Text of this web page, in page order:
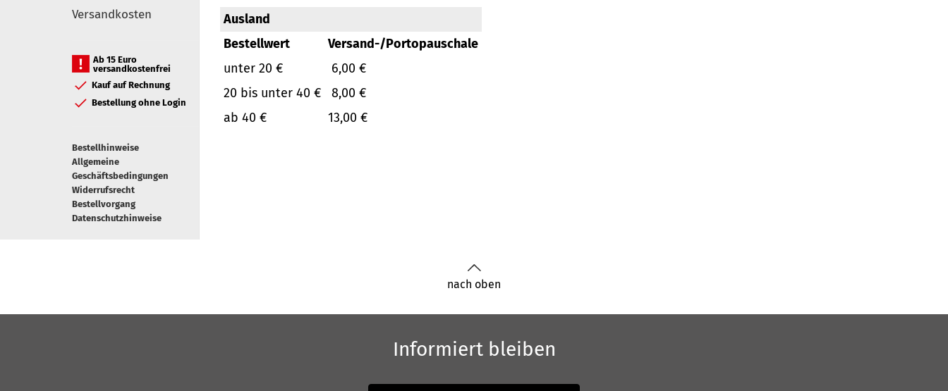
Versandkosten
Ab 15 Euro
versandkostenfrei
Kauf auf Rechnung
Bestellung ohne Login
Bestellhinweise
Allgemeine
Geschäftsbedingungen
Widerrufsrecht
Bestellvorgang
Datenschutzhinweise
Ausland
Bestellwert
Versand-/Portopauschale
unter 20 €
6,00 €
20 bis unter 40 €
8,00 €
ab 40 €
13,00 €
nach oben
Informiert bleiben